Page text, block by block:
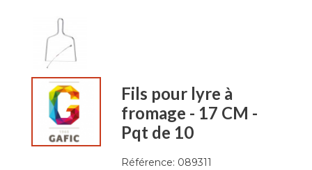
Fils pour lyre à
fromage - 17 CM -
Pqt de 10
Référence: 089311